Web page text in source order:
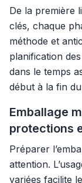
De la première
clés, chaque
méthode et
planification
dans le temps
début à la fin
Emballage
protections
Préparer
attention.
variées facilite